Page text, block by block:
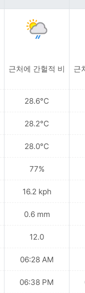
근처에 간헐적 비
28.6°C
28.2°C
28.0°C
77%
16.2 kph
0.6 mm
12.0
06:28 AM
06:38 PM
근